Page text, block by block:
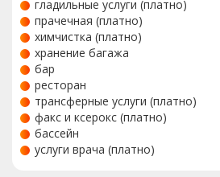
гладильные услуги (платно)
прачечная (платно)
химчистка (платно)
хранение багажа
бар
ресторан
трансферные услуги (платно)
факс и ксерокс (платно)
бассейн
услуги врача (платно)